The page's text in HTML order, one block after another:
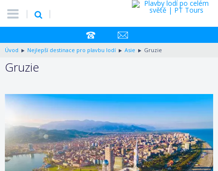
Úvod Nejlepší destinace pro plavbu lodí Asie Gruzie
Gruzie